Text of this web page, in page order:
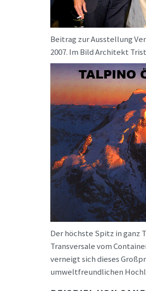
Beitrag zur Ausstellung
2007. Im Bild Architekt
Der höchste Spitz in ganz
Transversale vom
verneigt sich dieses
umweltfreundlichen